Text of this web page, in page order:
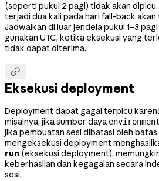
(seperti pukul 2 pagi) tidak akan
terjadi dua kali pada hari fall-back akan
Jadwalkan di luar jendela pukul 1–3
gunakan UTC, ketika eksekusi yang
tidak dapat diterima.

Eksekusi deployment
Deployment dapat gagal terpicu
misalnya, jika sumber daya environment
jika pembuatan sesi dibatasi oleh batas
mengeksekusi deployment
run (eksekusi deployment),
keberhasilan dan kegagalan secara
sesi.